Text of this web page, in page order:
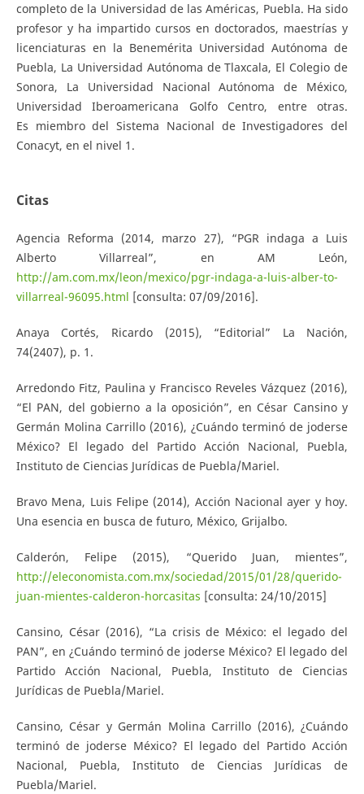
completo de la Universidad de las Américas, Puebla. Ha sido
profesor y ha impartido cursos en doctorados, maestrías y
licenciaturas en la Benemérita Universidad Autónoma de
Puebla, La Universidad Autónoma de Tlaxcala, El Colegio de
Sonora, La Universidad Nacional Autónoma de México,
Universidad Iberoamericana Golfo Centro, entre otras.
Es miembro del Sistema Nacional de Investigadores del
Conacyt, en el nivel 1.
Citas
Agencia Reforma (2014, marzo 27), “PGR indaga a Luis
Alberto Villarreal”, en AM León,
http://am.com.mx/leon/mexico/pgr-indaga-a-luis-alber-to-
villarreal-96095.html [consulta: 07/09/2016].
Anaya Cortés, Ricardo (2015), “Editorial” La Nación,
74(2407), p. 1.
Arredondo Fitz, Paulina y Francisco Reveles Vázquez (2016),
“El PAN, del gobierno a la oposición”, en César Cansino y
Germán Molina Carrillo (2016), ¿Cuándo terminó de joderse
México? El legado del Partido Acción Nacional, Puebla,
Instituto de Ciencias Jurídicas de Puebla/Mariel.
Bravo Mena, Luis Felipe (2014), Acción Nacional ayer y hoy.
Una esencia en busca de futuro, México, Grijalbo.
Calderón, Felipe (2015), “Querido Juan, mientes”,
http://eleconomista.com.mx/sociedad/2015/01/28/querido-
juan-mientes-calderon-horcasitas [consulta: 24/10/2015]
Cansino, César (2016), “La crisis de México: el legado del
PAN”, en ¿Cuándo terminó de joderse México? El legado del
Partido Acción Nacional, Puebla, Instituto de Ciencias
Jurídicas de Puebla/Mariel.
Cansino, César y Germán Molina Carrillo (2016), ¿Cuándo
terminó de joderse México? El legado del Partido Acción
Nacional, Puebla, Instituto de Ciencias Jurídicas de
Puebla/Mariel.